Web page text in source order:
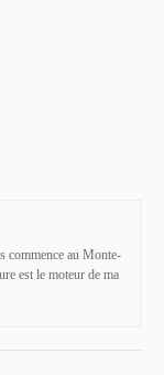
commence au Monte-
est le moteur de ma